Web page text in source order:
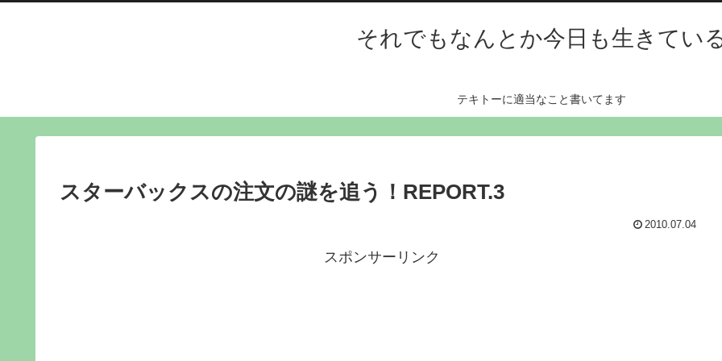
それでもなんとか今日も生きてい
テキトーに適当なこと書いてます
スターバックスの注文の謎を追う！REPORT.3
2010.07.04
スポンサーリンク